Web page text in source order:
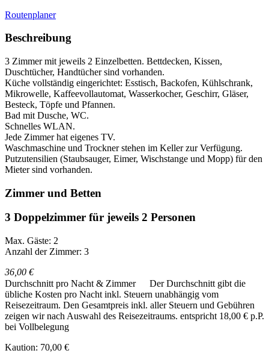
Routenplaner
Beschreibung
3 Zimmer mit jeweils 2 Einzelbetten. Bettdecken, Kissen,
Duschtücher, Handtücher sind vorhanden.
Küche vollständig eingerichtet: Esstisch, Backofen, Kühlschrank,
Mikrowelle, Kaffeevollautomat, Wasserkocher, Geschirr, Gläser,
Besteck, Töpfe und Pfannen.
Bad mit Dusche, WC.
Schnelles WLAN.
Jede Zimmer hat eigenes TV.
Waschmaschine und Trockner stehen im Keller zur Verfügung.
Putzutensilien (Staubsauger, Eimer, Wischstange und Mopp) für den
Mieter sind vorhanden.
Zimmer und Betten
3 Doppelzimmer für jeweils 2 Personen
Max. Gäste: 2
Anzahl der Zimmer: 3
36,00 €
Durchschnitt pro Nacht & Zimmer
Der Durchschnitt gibt die
übliche Kosten pro Nacht inkl. Steuern unabhängig vom
Reisezeitraum. Den Gesamtpreis inkl. aller Steuern und Gebühren
zeigen wir nach Auswahl des Reisezeitraums. entspricht 18,00 € p.P.
bei Vollbelegung
Kaution: 70,00 €